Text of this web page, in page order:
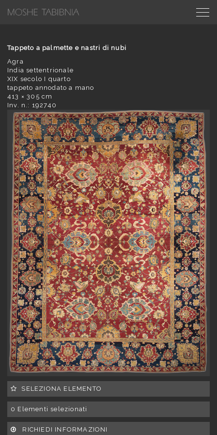
Tappeto a palmette e nastri di nubi
Agra
India settentrionale
XIX secolo I quarto
tappeto annodato a mano
413 × 305 cm
Inv. n.: 192740
SELEZIONA ELEMENTO
0 Elementi selezionati
RICHIEDI INFORMAZIONI